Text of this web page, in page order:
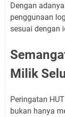
Dengan
penggunaan
sesuai dengan
Milik
Peringatan
bukan hanya